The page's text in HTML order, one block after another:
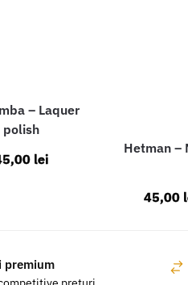
– Laquer
polish
lei
Hetman –
45,00
premium